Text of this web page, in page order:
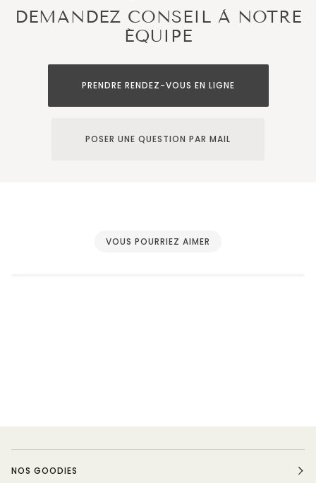
DEMANDEZ CONSEIL À NOTRE
ÉQUIPE
PRENDRE RENDEZ-VOUS EN LIGNE
POSER UNE QUESTION PAR MAIL
VOUS POURRIEZ AIMER
NOS GOODIES